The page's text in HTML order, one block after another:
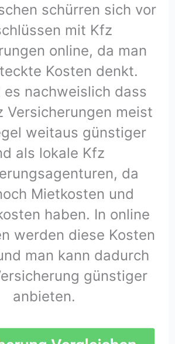
schürren sich vor
mit Kfz
online, da man
Kosten denkt.
es nachweislich dass
Versicherungen meist
weitaus günstiger
als lokale Kfz
da
Mietkosten und
haben. In online
werden diese Kosten
man kann dadurch
günstiger
anbieten.